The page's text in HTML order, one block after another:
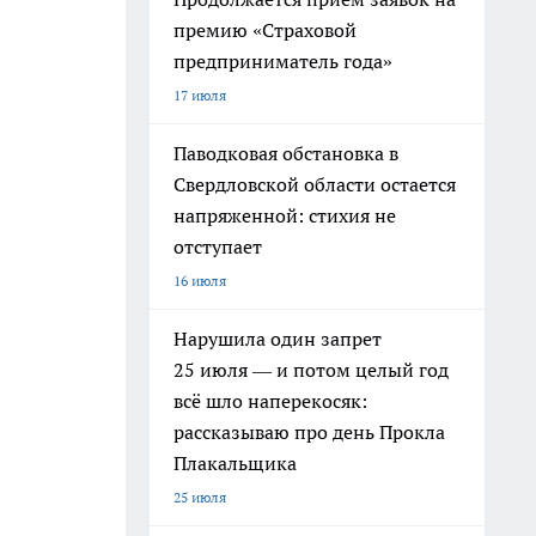
премию «Страховой
предприниматель года»
17 июля
Паводковая обстановка в
Свердловской области остается
напряженной: стихия не
отступает
16 июля
Нарушила один запрет
25 июля — и потом целый год
всё шло наперекосяк:
рассказываю про день Прокла
Плакальщика
25 июля